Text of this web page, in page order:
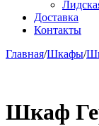
Доставка
Контакты
Главная/Шкафы/
Шкаф